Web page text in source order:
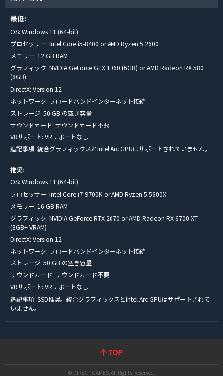
最低:
OS: Windows 11 (64-bit)
プロセッサー: Intel Core i5-8400 or AMD Ryzen 5 2600
メモリー: 12 GB RAM
グラフィック: NVIDIA GeForce GTX 1060 (6GB) or AMD Radeon RX 580
(8GB)
DirectX: Version 12
ネットワーク: ブロードバンドインターネット接続
ストレージ: 50 GB の空き容量
サウンドカード: サウンドカード不要
VRサポート: VRサポートなし
追記事項: 統合グラフィックスとIntel Arc GPUはサポートされていません。
推奨:
OS: Windows 11 (64-bit)
プロセッサー: Intel Core i7-9700K or AMD Ryzen 5 5600X
メモリー: 16 GB RAM
グラフィック: NVIDIA GeForce RTX 2070 or AMD Radeon RX 6700 XT
(8GB+ VRAM)
DirectX: Version 12
ネットワーク: ブロードバンドインターネット接続
ストレージ: 50 GB の空き容量
サウンドカード: サウンドカード不要
VRサポート: VRサポートなし
追記事項: SSD推奨。統合グラフィックスとIntel Arc GPUはサポートされて
いません。
© DIRECT GAMES, All Rights Reserved.